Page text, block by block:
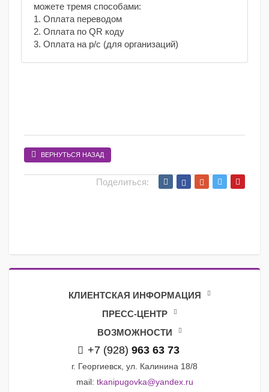
можете тремя способами:
1. Оплата переводом
2. Оплата по QR коду
3. Оплата на р/с (для организаций)
ВЕРНУТЬСЯ НАЗАД
Поделиться:
КЛИЕНТСКАЯ ИНФОРМАЦИЯ
ПРЕСС-ЦЕНТР
ВОЗМОЖНОСТИ
+7 (928) 963 63 73
г. Георгиевск, ул. Калинина 18/8
mail: tkanipugovka@yandex.ru